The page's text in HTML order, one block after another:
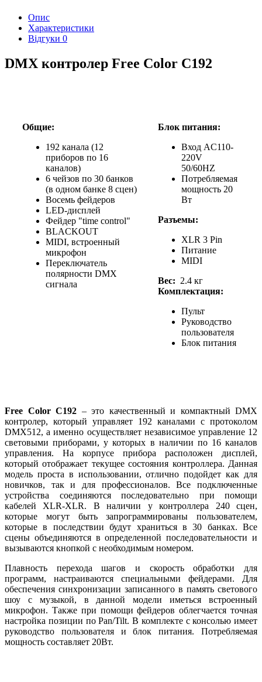
Опис
Характеристики
Відгуки 0
DMX контролер Free Color C192
Общие:
192 канала (12
приборов по 16
каналов)
6 чейзов по 30 банков
(в одном банке 8 сцен)
Восемь фейдеров
LED-дисплей
Фейдер "time control"
BLACKOUT
MIDI, встроенный
микрофон
Переключатель
полярности DMX
сигнала
Блок питания:
Вход AC110-
220V
50/60HZ
Потребляемая
мощность 20
Вт
Разъемы:
XLR 3 Pin
Питание
MIDI
Вес: 2.4 кг
Комплектация:
Пульт
Руководство
пользователя
Блок питания
Free Color C192 – это качественный и компактный DMX
контролер, который управляет 192 каналами с протоколом
DMX512, а именно осуществляет независимое управление 12
световыми приборами, у которых в наличии по 16 каналов
управления. На корпусе прибора расположен дисплей,
который отображает текущее состояния контроллера. Данная
модель проста в использовании, отлично подойдет как для
новичков, так и для профессионалов. Все подключенные
устройства соединяются последовательно при помощи
кабелей XLR-XLR. В наличии у контроллера 240 сцен,
которые могут быть запрограммированы пользователем,
которые в последствии будут храниться в 30 банках. Все
сцены объединяются в определенной последовательности и
вызываются кнопкой с необходимым номером.
Плавность перехода шагов и скорость обработки для
программ, настраиваются специальными фейдерами. Для
обеспечения синхронизации записанного в память светового
шоу с музыкой, в данной модели иметься встроенный
микрофон. Также при помощи фейдеров облегчается точная
настройка позиции по Pan/Tilt. В комплекте с консолью имеет
руководство пользователя и блок питания. Потребляемая
мощность составляет 20Вт.